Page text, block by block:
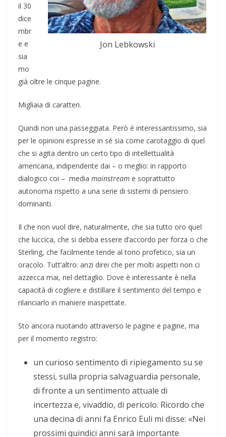
Jon Lebkowski
il 30
dice
mbr
e e
sia
mo
già oltre le cinque pagine.
Migliaia di caratteri.
Quindi non una passeggiata. Però è interessantissimo, sia
per le opinioni espresse in sé sia come carotaggio di quel
che si agita dentro un certo tipo di intellettualità
americana, indipendente dai – o meglio: in rapporto
dialogico coi – media mainstream e soprattutto
autonoma rispetto a una serie di sistemi di pensiero
dominanti.
Il che non vuol dire, naturalmente, che sia tutto oro quel
che luccica, che si debba essere d’accordo per forza o che
Sterling, che facilmente tende al tono profetico, sia un
oracolo. Tutt’altro: anzi direi che per molti aspetti non ci
azzecca mai, nel dettaglio. Dove è interessante è nella
capacità di cogliere e distillare il sentimento del tempo e
rilanciarlo in maniere inaspettate.
Sto ancora nuotando attraverso le pagine e pagine, ma
per il momento registro:
un curioso sentimento di ripiegamento su se
stessi, sulla propria salvaguardia personale,
di fronte a un sentimento attuale di
incertezza e, vivaddio, di pericolo. Ricordo che
una decina di anni fa Enrico Euli mi disse: «Nei
prossimi quindici anni sarà importante